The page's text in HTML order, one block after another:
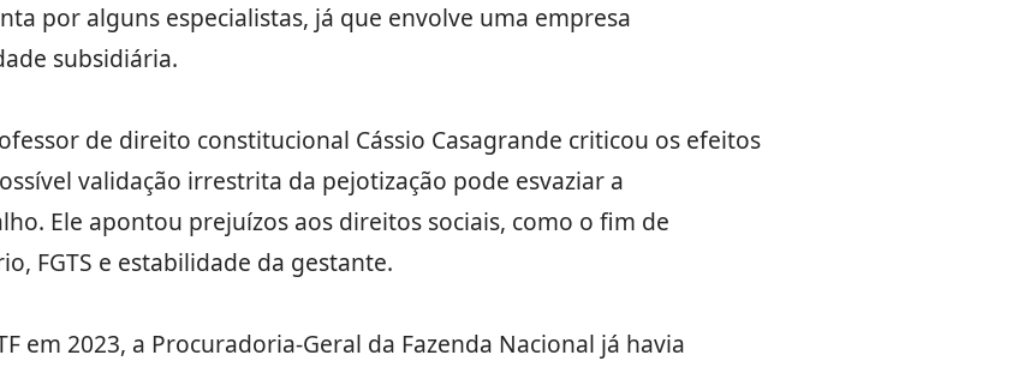
por alguns especialistas, já que envolve uma empresa
subsidiária.
de direito constitucional Cássio Casagrande criticou os efeitos
validação irrestrita da pejotização pode esvaziar a
Ele apontou prejuízos aos direitos sociais, como o fim de
FGTS e estabilidade da gestante.
em 2023, a Procuradoria-Geral da Fazenda Nacional já havia